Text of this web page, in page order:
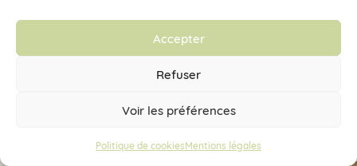
Accepter
Refuser
Voir les préférences
Politique de cookiesMentions légales
Blogueuse - artiste - usine à idées💡- fabriquante de questions ❓